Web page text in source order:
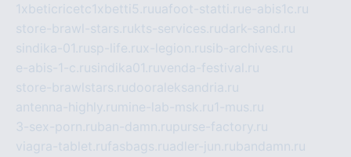
1xbeticricetc1xbetti5.ruuafoot-statti.rue-abis1c.ru
store-brawl-stars.rukts-services.rudark-sand.ru
sindika-01.rusp-life.rux-legion.rusib-archives.ru
e-abis-1-c.rusindika01.ruvenda-festival.ru
store-brawlstars.rudooraleksandria.ru
antenna-highly.ru mine-lab-msk.ru1-mus.ru
3-sex-porn.ruban-damn.rupurse-factory.ru
viagra-tablet.rufasbags.ruadler-jun.rubandamn.ru